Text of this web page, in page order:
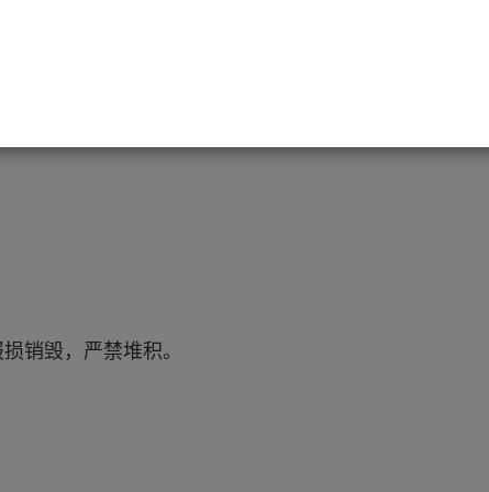
销毁，严禁堆积。